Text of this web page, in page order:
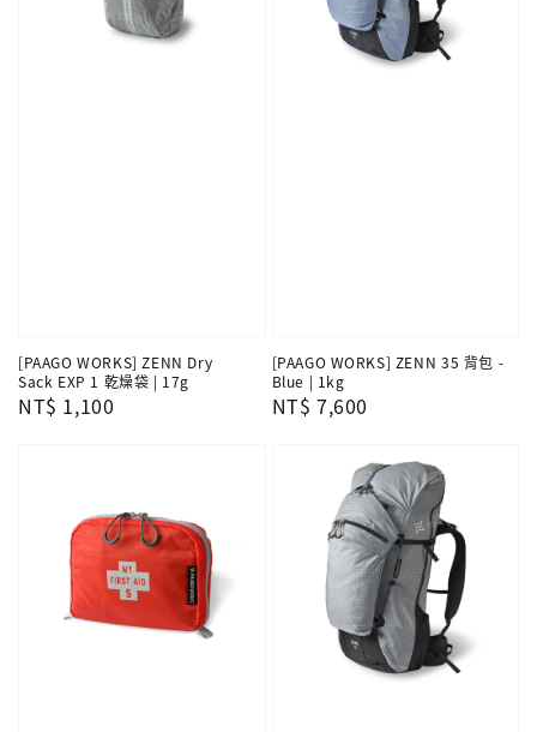
[PAAGO WORKS] ZENN Dry
Sack EXP 1 乾燥袋 | 17g
Regular
NT$ 1,100
[PAAGO WORKS] ZENN 35 背包 -
Blue | 1kg
Regular
NT$ 7,600